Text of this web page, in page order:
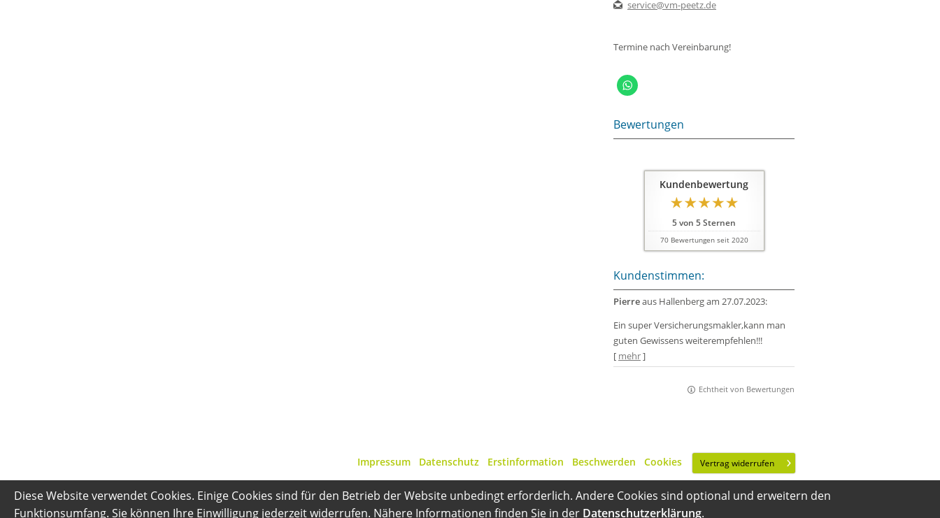
service@vm-peetz.de
Termine nach Vereinbarung!
Bewertungen
Kundenbewertung
5von 5Sternen
70Bewertungen seit 2020
Kundenstimmen:
Pierreaus Hallenbergam 27.07.2023:
Ein super Versicherungsmakler,kann man
guten Gewissens weiterempfehlen!!!
[ mehr]
Echtheit von Bewertungen
Impressum Datenschutz Erstinformation Beschwerden Cookies Vertrag widerrufen
Diese Website verwendet Cookies. Einige Cookies sind für den Betrieb der Website unbedingt erforderlich. Andere Cookies sind optional und erweitern den
Funktionsumfang. Sie können Ihre Einwilligung jederzeit widerrufen. Nähere Informationen finden Sie in der Datenschutzerklärung.